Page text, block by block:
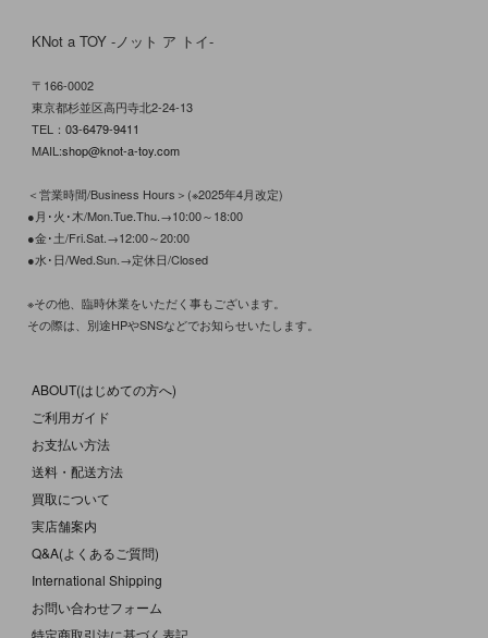
KNot a TOY -ノット ア トイ-
〒166-0002
東京都杉並区高円寺北2-24-13
TEL： 03-6479-9411
MAIL:shop@knot-a-toy.com
＜営業時間/Business Hours＞(※2025年4月改定)
●月･火･木/Mon.Tue.Thu.→10:00～18:00
●金･土/Fri.Sat.→12:00～20:00
●水･日/Wed.Sun.→定休日/Closed
※その他、臨時休業をいただく事もございます。
その際は、別途HPやSNSなどでお知らせいたします。
ABOUT(はじめての方へ)
ご利用ガイド
お支払い方法
送料・配送方法
買取について
実店舗案内
Q&A(よくあるご質問)
International Shipping
お問い合わせフォーム
特定商取引法に基づく表記